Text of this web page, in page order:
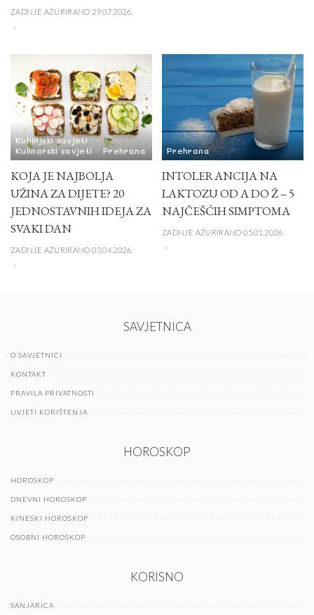
ZADNJE AŽURIRANO 29.07.2026.
Kuhinjski savjeti
Kulinarski savjeti
Prehrana
KOJA JE NAJBOLJA
UŽINA ZA DIJETE? 20
JEDNOSTAVNIH IDEJA ZA
SVAKI DAN
ZADNJE AŽURIRANO 03.04.2026.
Prehrana
INTOLERANCIJA NA
LAKTOZU OD A DO Ž – 5
NAJČEŠĆIH SIMPTOMA
ZADNJE AŽURIRANO 05.01.2026.
SAVJETNICA
O SAVJETNICI
KONTAKT
PRAVILA PRIVATNOSTI
UVJETI KORIŠTENJA
HOROSKOP
HOROSKOP
DNEVNI HOROSKOP
KINESKI HOROSKOP
OSOBNI HOROSKOP
KORISNO
SANJARICA